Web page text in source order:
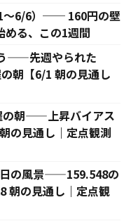
1〜6/6）── 160円の壁
める、この1週間
——先週やられた
朝【6/1 朝の見通し
の朝——上昇バイアス
の見通し｜定点観測
日の風景——159.548の
朝の見通し｜定点観